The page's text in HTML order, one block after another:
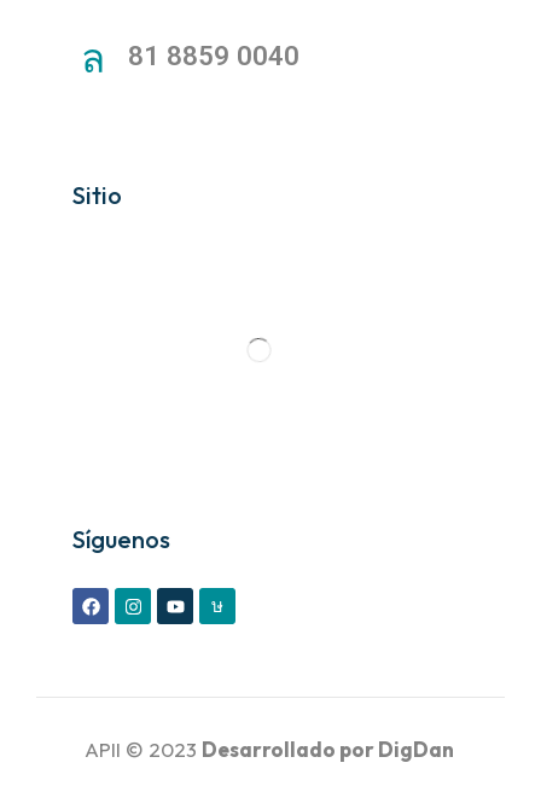
81 8859 0040
Sitio
Síguenos
APII © 2023 Desarrollado porDigDan